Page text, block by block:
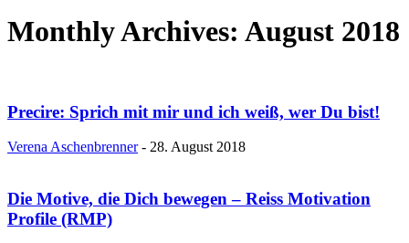
Monthly Archives: August 2018
Precire: Sprich mit mir und ich weiß, wer Du bist!
Verena Aschenbrenner - 28. August 2018
Die Motive, die Dich bewegen – Reiss Motivation
Profile (RMP)